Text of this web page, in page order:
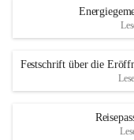
Festschrift über die